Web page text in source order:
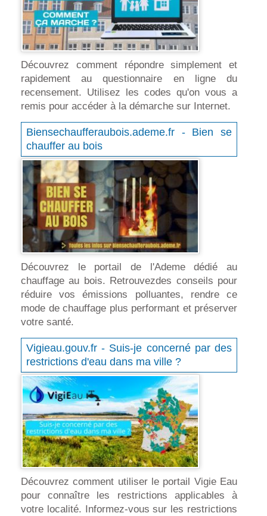
Découvrez comment répondre simplement et
rapidement au questionnaire en ligne du
recensement. Utilisez les codes qu'on vous a
remis pour accéder à la démarche sur Internet.
Biensechaufferaubois.ademe.fr - Bien se
chauffer au bois
Découvrez le portail de l'Ademe dédié au
chauffage au bois. Retrouvezdes conseils pour
réduire vos émissions polluantes, rendre ce
mode de chauffage plus performant et préserver
votre santé.
Vigieau.gouv.fr - Suis-je concerné par des
restrictions d'eau dans ma ville ?
Découvrez comment utiliser le portail Vigie Eau
pour connaître les restrictions applicables à
votre localité. Informez-vous sur les restrictions